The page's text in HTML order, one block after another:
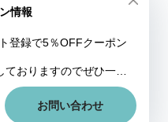
商取引法に基づく表記